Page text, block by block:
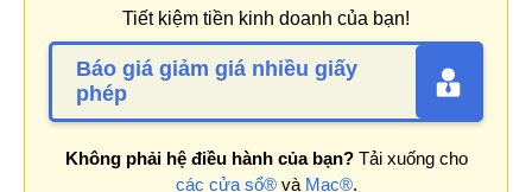
Tiết kiệm tiền kinh doanh của bạn!
Báo giá giảm giá nhiều giấy
phép
Không phải hệ điều hành của bạn?Tải xuống cho
các cửa sổ®và Mac®.